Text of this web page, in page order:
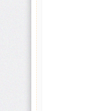
background-
attachment
background-
blend-
mode
background-
clip